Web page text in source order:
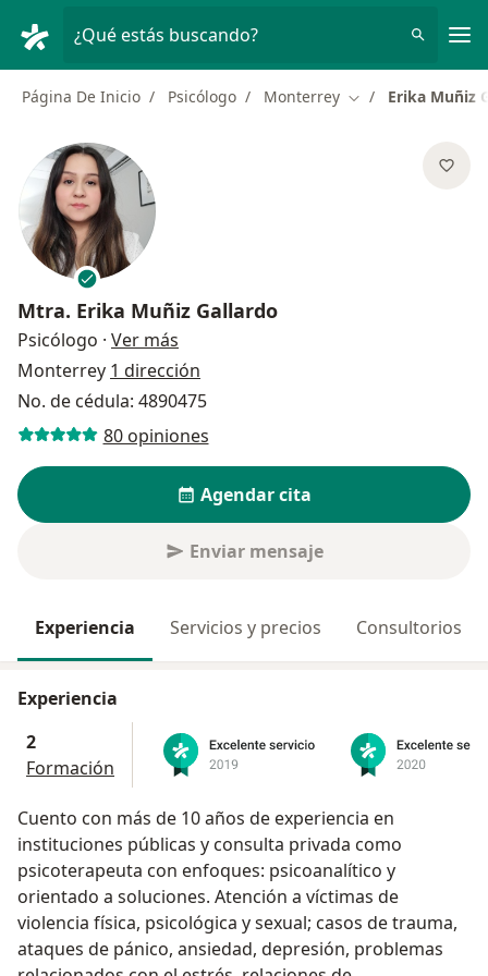
¿Qué estás buscando?
Página De Inicio Psicólogo Monterrey Cambiar de ciudad
Erika Muñiz
Mtra. Erika Muñiz Gallardo
Psicólogo · Ver más
Monterrey 1 dirección
No. de cédula: 4890475
80 opiniones
Agendar cita
Enviar mensaje
Experiencia Servicios y precios Consultorios
Experiencia
2
Formación
Cuento con más de 10 años de experiencia en
instituciones públicas y consulta privada como
psicoterapeuta con enfoques: psicoanalítico y
orientado a soluciones. Atención a víctimas de
violencia física, psicológica y sexual; casos de trauma,
ataques de pánico, ansiedad, depresión, problemas